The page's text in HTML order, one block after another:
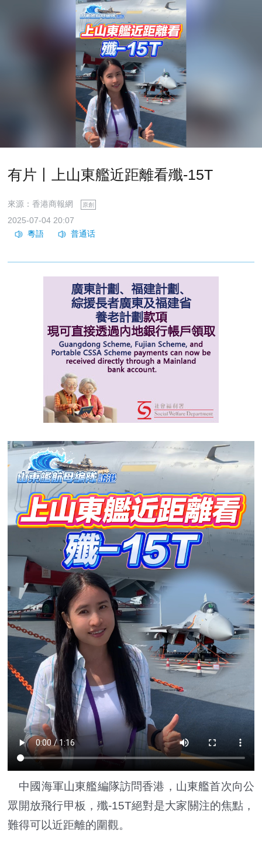
有片丨上山東艦近距離看殲-15T
來源：香港商報網 原創
2025-07-04 20:07
中國海軍山東艦編隊訪問香港，山東艦首次向公
眾開放飛行甲板，殲-15T絕對是大家關注的焦點，
難得可以近距離的圍觀。